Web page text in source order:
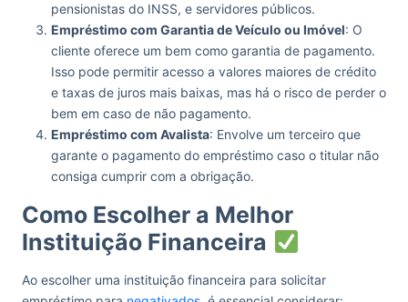
pensionistas do INSS, e servidores públicos.
Empréstimo com Garantia de Veículo ou Imóvel: O
cliente oferece um bem como garantia de pagamento.
Isso pode permitir acesso a valores maiores de crédito
e taxas de juros mais baixas, mas há o risco de perder o
bem em caso de não pagamento.
Empréstimo com Avalista: Envolve um terceiro que
garante o pagamento do empréstimo caso o titular não
consiga cumprir com a obrigação.
Como Escolher a Melhor
Instituição Financeira
Ao escolher uma instituição financeira para solicitar